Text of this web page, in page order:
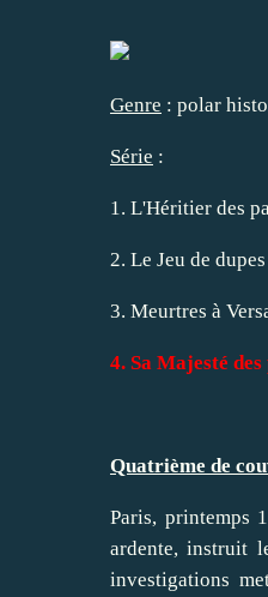
Genre : polar
Série :
1. L'Héritier des
2. Le Jeu de dupes
3. Meurtres à
4. Sa Majesté des
Quatrième de
Paris, printemps
ardente, instruit
investigations